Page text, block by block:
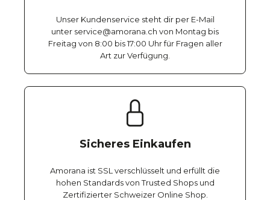
Unser Kundenservice steht dir per E-Mail
unter service@amorana.ch von Montag bis
Freitag von 8:00 bis 17:00 Uhr für Fragen aller
Art zur Verfügung.
Sicheres Einkaufen
Amorana ist SSL verschlüsselt und erfüllt die
hohen Standards von Trusted Shops und
Zertifizierter Schweizer Online Shop.